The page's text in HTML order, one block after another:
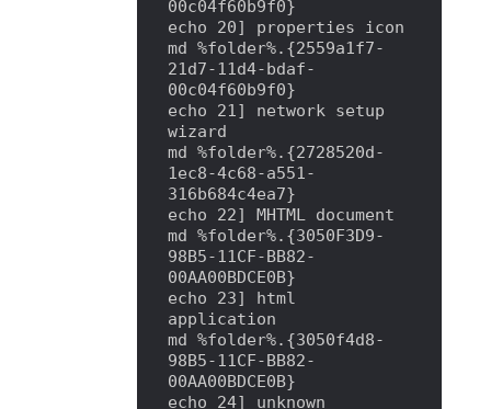
00c04f60b9f0}
echo 20] properties icon
md %folder%.{2559a1f7-
21d7-11d4-bdaf-
00c04f60b9f0}
echo 21] network setup
wizard
md %folder%.{2728520d-
1ec8-4c68-a551-
316b684c4ea7}
echo 22] MHTML document
md %folder%.{3050F3D9-
98B5-11CF-BB82-
00AA00BDCE0B}
echo 23] html
application
md %folder%.{3050f4d8-
98B5-11CF-BB82-
00AA00BDCE0B}
echo 24] unknown